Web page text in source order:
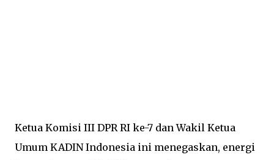
Ketua Komisi III DPR RI ke-7 dan Wakil Ketua
Umum KADIN Indonesia ini menegaskan, energi